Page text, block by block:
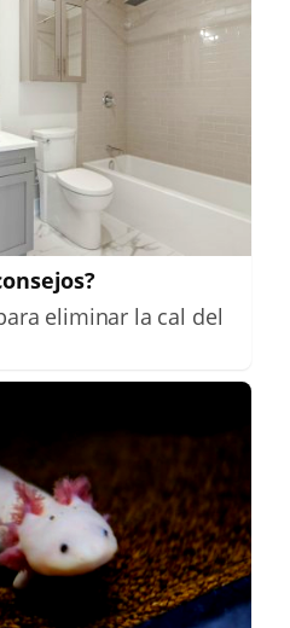
eliminar la cal del